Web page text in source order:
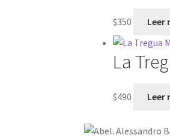
$350 Leer
La
$490 Leer